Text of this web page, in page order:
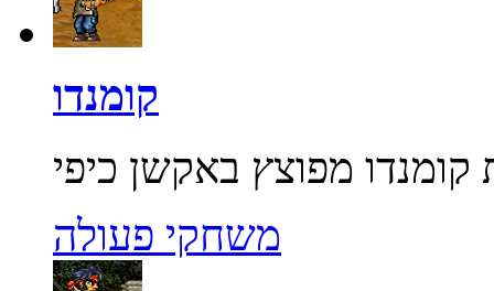
קומנדו
משחקי פעולה